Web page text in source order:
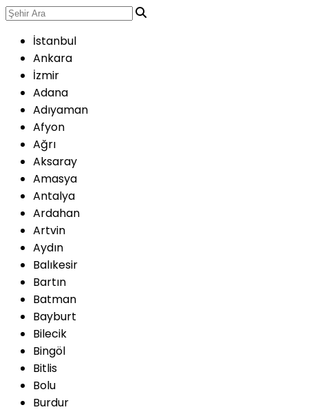
İstanbul
Ankara
İzmir
Adana
Adıyaman
Afyon
Ağrı
Aksaray
Amasya
Antalya
Ardahan
Artvin
Aydın
Balıkesir
Bartın
Batman
Bayburt
Bilecik
Bingöl
Bitlis
Bolu
Burdur